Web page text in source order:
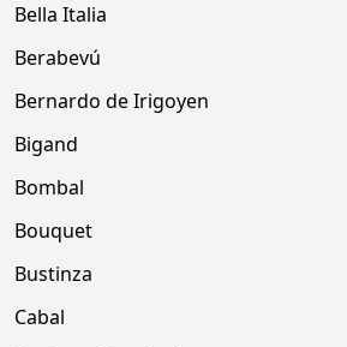
Bella Italia
Berabevú
Bernardo de Irigoyen
Bigand
Bombal
Bouquet
Bustinza
Cabal